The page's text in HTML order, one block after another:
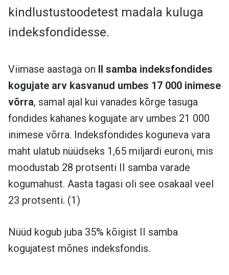
kindlustustoodetest madala kuluga
indeksfondidesse.
Viimase aastaga on II samba indeksfondides
kogujate arv kasvanud umbes 17 000 inimese
võrra, samal ajal kui vanades kõrge tasuga
fondides kahanes kogujate arv umbes 21 000
inimese võrra. Indeksfondides koguneva vara
maht ulatub nüüdseks 1,65 miljardi euroni, mis
moodustab 28 protsenti II samba varade
kogumahust. Aasta tagasi oli see osakaal veel
23 protsenti. (1)
Nüüd kogub juba 35% kõigist II samba
kogujatest mõnes indeksfondis.